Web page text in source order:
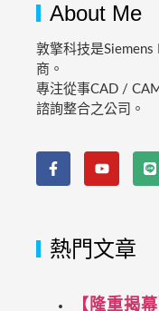
About Me
敦擎科技是
商。
專注從事CAD /
諮詢整合之公司。
熱門文章
【隆重揭